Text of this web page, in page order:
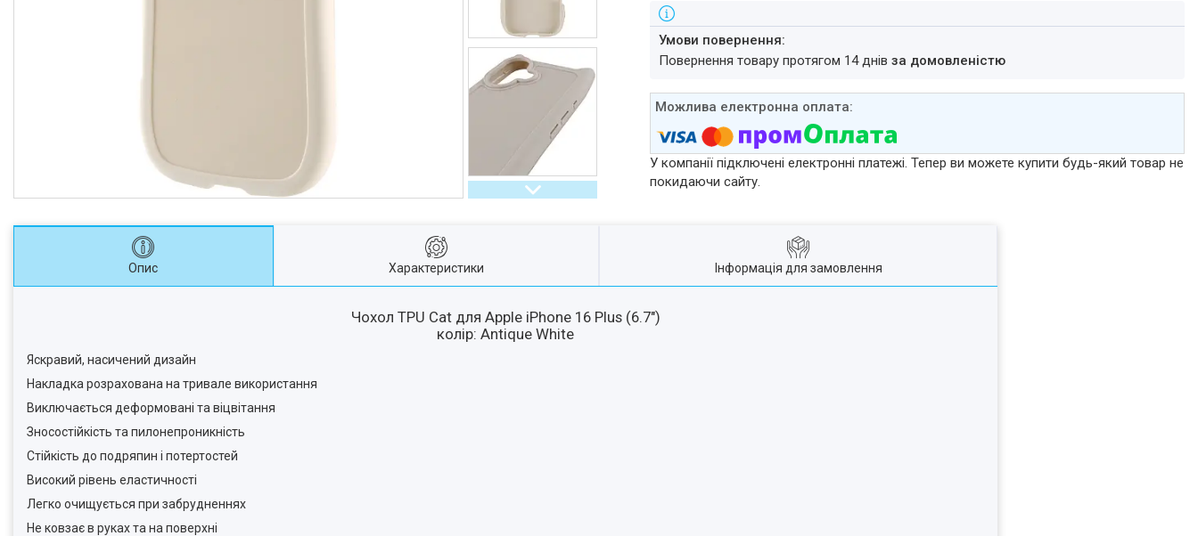
повернення товару протягом 14 днівза домовленістю
У компанії підключені електронні платежі. Тепер ви можете купити будь-який товар не
покидаючи сайту.
Опис Характеристики Інформація для замовлення
Чохол TPU Cat для Apple iPhone 16 Plus (6.7")
колір: Antique White
Яскравий, насичений дизайн
Накладка розрахована на тривале використання
Виключається деформовані та віцвітання
Зносостійкість та пилонепроникність
Стійкість до подряпин і потертостей
Високий рівень еластичності
Легко очищується при забрудненнях
Не ковзає в руках та на поверхні